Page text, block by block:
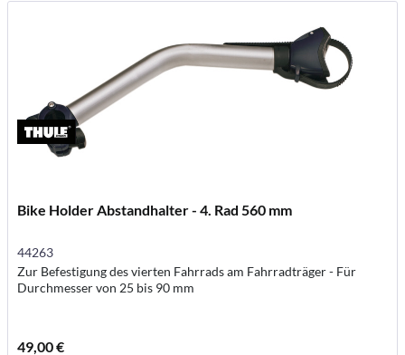
Bike Holder Abstandhalter - 4. Rad 560 mm
44263
Zur Befestigung des vierten Fahrrads am Fahrradträger - Für
Durchmesser von 25 bis 90 mm
49,00 €